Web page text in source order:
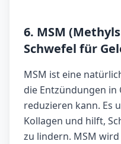
6. MSM
Schwefel für
MSM ist eine
die Entzündungen in
reduzieren kann. Es
Kollagen und hilft,
zu lindern. MSM